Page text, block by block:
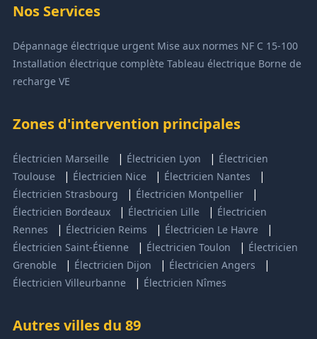
Nos Services
Dépannage électrique urgent Mise aux normes NF C 15-100
Installation électrique complète Tableau électrique Borne de
recharge VE
Zones d'intervention principales
Électricien Marseille | Électricien Lyon | Électricien
Toulouse
| Électricien Nice | Électricien Nantes |
Électricien Strasbourg | Électricien Montpellier |
Électricien Bordeaux | Électricien Lille | Électricien
Rennes
| Électricien Reims | Électricien Le Havre |
Électricien Saint-Étienne | Électricien Toulon | Électricien
Grenoble
| Électricien Dijon | Électricien Angers |
Électricien Villeurbanne | Électricien Nîmes
Autres villes du 89